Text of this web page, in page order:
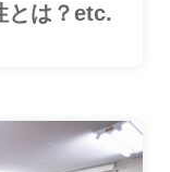
とは？etc.